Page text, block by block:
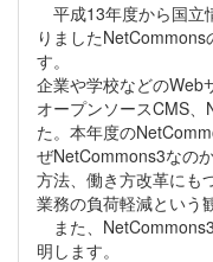
平成13年度から国立
りました
す。
企業や学校などのWeb
オープンソースCMS
た。本年度の
ぜNetCommons3なの
方法、働き方改革にも
業務の負荷軽減という
また、
明します。